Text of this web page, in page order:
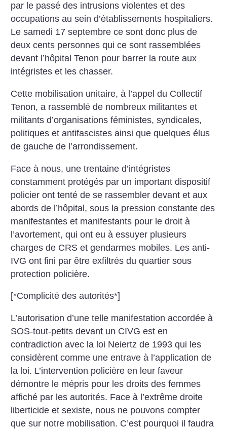
par le passé des intrusions violentes et des
occupations au sein d’établissements hospitaliers.
Le samedi 17 septembre ce sont donc plus de
deux cents personnes qui ce sont rassemblées
devant l’hôpital Tenon pour barrer la route aux
intégristes et les chasser.
Cette mobilisation unitaire, à l’appel du Collectif
Tenon, a rassemblé de nombreux militantes et
militants d’organisations féministes, syndicales,
politiques et antifascistes ainsi que quelques élus
de gauche de l’arrondissement.
Face à nous, une trentaine d’intégristes
constamment protégés par un important dispositif
policier ont tenté de se rassembler devant et aux
abords de l’hôpital, sous la pression constante des
manifestantes et manifestants pour le droit à
l’avortement, qui ont eu à essuyer plusieurs
charges de CRS et gendarmes mobiles. Les anti-
IVG ont fini par être exfiltrés du quartier sous
protection policière.
[*Complicité des autorités*]
L’autorisation d’une telle manifestation accordée à
SOS-tout-petits devant un CIVG est en
contradiction avec la loi Neiertz de 1993 qui les
considèrent comme une entrave à l’application de
la loi. L’intervention policière en leur faveur
démontre le mépris pour les droits des femmes
affiché par les autorités. Face à l’extrême droite
liberticide et sexiste, nous ne pouvons compter
que sur notre mobilisation. C’est pourquoi il faudra